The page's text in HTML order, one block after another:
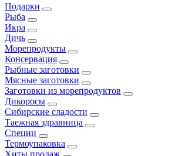
Подарки
Рыба
Икра
Дичь
Морепродукты
Консервация
Рыбные заготовки
Мясные заготовки
Заготовки из морепродуктов
Дикоросы
Сибирские сладости
Таежная здравница
Специи
Термоупаковка
Хиты продаж